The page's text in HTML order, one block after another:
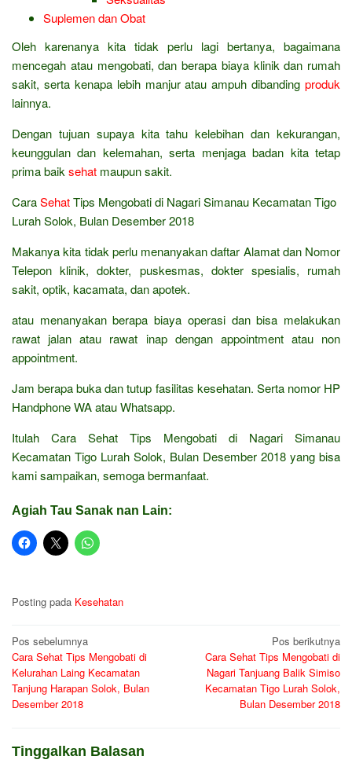
Suplemen dan Obat
Oleh karenanya kita tidak perlu lagi bertanya, bagaimana
mencegah atau mengobati, dan berapa biaya klinik dan rumah
sakit, serta kenapa lebih manjur atau ampuh dibanding produk
lainnya.
Dengan tujuan supaya kita tahu kelebihan dan kekurangan,
keunggulan dan kelemahan, serta menjaga badan kita tetap
prima baik sehat maupun sakit.
CaraSehatTips Mengobati di Nagari Simanau Kecamatan Tigo
Lurah Solok, Bulan Desember 2018
Makanya kita tidak perlu menanyakan daftar Alamat dan Nomor
Telepon klinik, dokter, puskesmas, dokter spesialis, rumah
sakit, optik, kacamata, dan apotek.
atau menanyakan berapa biaya operasi dan bisa melakukan
rawat jalan atau rawat inap dengan appointment atau non
appointment.
Jam berapa buka dan tutup fasilitas kesehatan. Serta nomor HP
Handphone WA atau Whatsapp.
Itulah Cara Sehat Tips Mengobati di Nagari Simanau
Kecamatan Tigo Lurah Solok, Bulan Desember 2018 yang bisa
kami sampaikan, semoga bermanfaat.
Agiah Tau Sanak nan Lain:
Posting pada Kesehatan
Navigasi
pos
Pos sebelumnya
Cara Sehat Tips Mengobati di
Kelurahan Laing Kecamatan
Tanjung Harapan Solok, Bulan
Desember 2018
Pos berikutnya
Cara Sehat Tips Mengobati di
Nagari Tanjuang Balik Simiso
Kecamatan Tigo Lurah Solok,
Bulan Desember 2018
Tinggalkan Balasan